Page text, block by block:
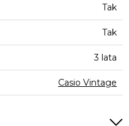
Tak
Tak
3 lata
Casio Vintage